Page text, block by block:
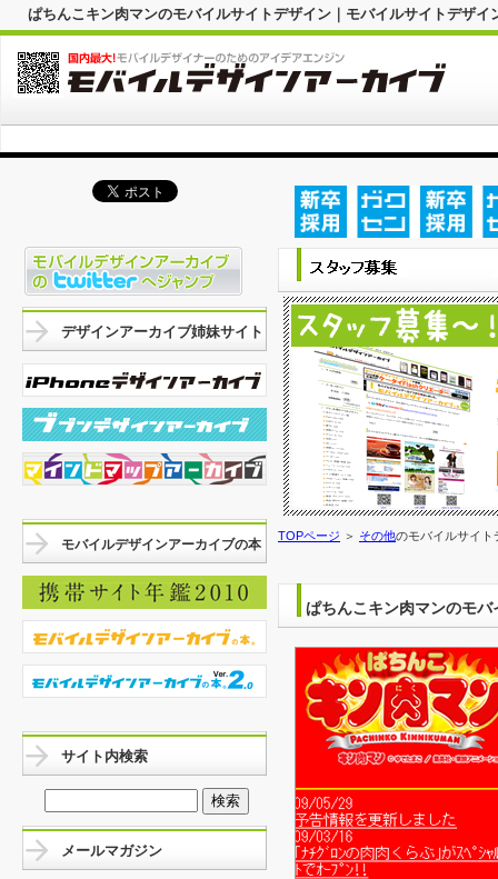
ぱちんこキン肉マンのモバイルサイトデザイン｜モバイルサイトデザ
TOPページ ＞ その他のモバイルサイト
ぱちんこキン肉マンのモ
デザインアーカイブ姉妹サイト
モバイルデザインアーカイブの本
サイト内検索
メールマガジン